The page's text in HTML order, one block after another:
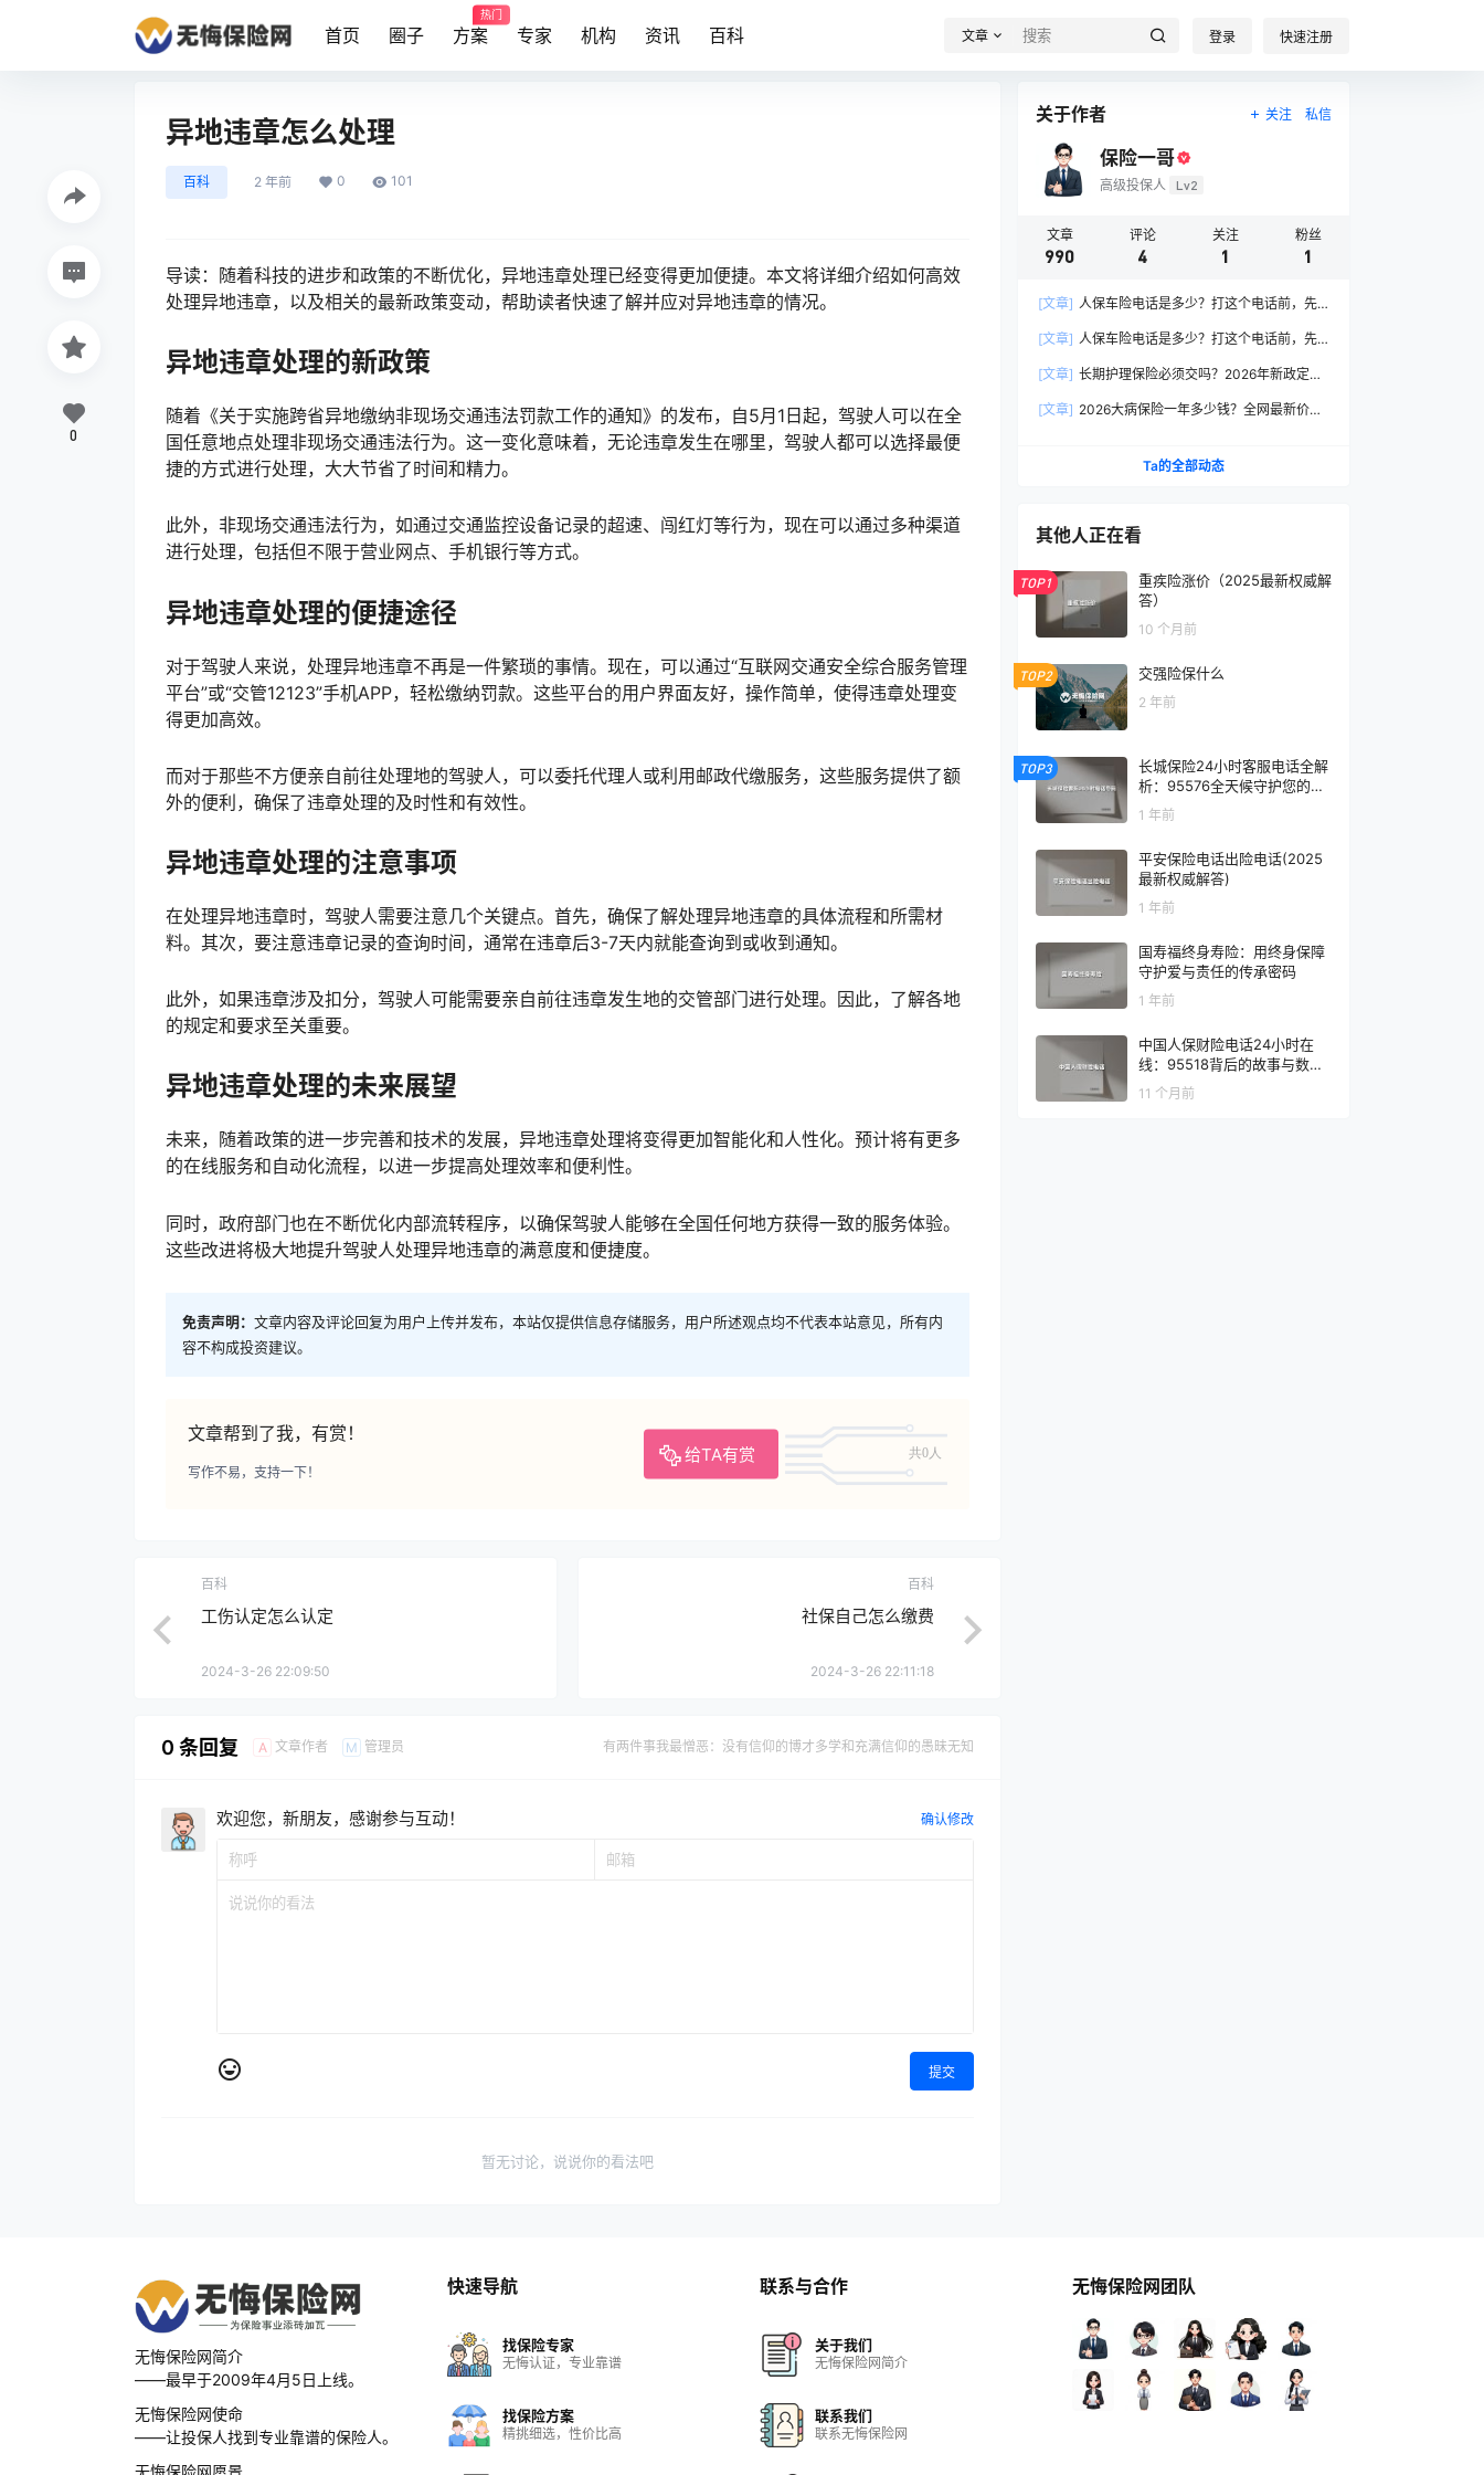
首页 圈子 方案
热门
专家 机构 资讯 百科 文章 登录 快速注册
异地违章怎么处理
百科 2 年前 0 101
导读：随着科技的进步和政策的不断优化，异地违章处理已经变得更加便捷。本文将详细介绍如何高效
处理异地违章，以及相关的最新政策变动，帮助读者快速了解并应对异地违章的情况。
异地违章处理的新政策
随着《关于实施跨省异地缴纳非现场交通违法罚款工作的通知》的发布，自5月1日起，驾驶人可以在全
国任意地点处理非现场交通违法行为。这一变化意味着，无论违章发生在哪里，驾驶人都可以选择最便
捷的方式进行处理，大大节省了时间和精力。
此外，非现场交通违法行为，如通过交通监控设备记录的超速、闯红灯等行为，现在可以通过多种渠道
进行处理，包括但不限于营业网点、手机银行等方式。
异地违章处理的便捷途径
对于驾驶人来说，处理异地违章不再是一件繁琐的事情。现在，可以通过“互联网交通安全综合服务管理
平台”或“交管12123”手机APP，轻松缴纳罚款。这些平台的用户界面友好，操作简单，使得违章处理变
得更加高效。
而对于那些不方便亲自前往处理地的驾驶人，可以委托代理人或利用邮政代缴服务，这些服务提供了额
外的便利，确保了违章处理的及时性和有效性。
异地违章处理的注意事项
在处理异地违章时，驾驶人需要注意几个关键点。首先，确保了解处理异地违章的具体流程和所需材
料。其次，要注意违章记录的查询时间，通常在违章后3-7天内就能查询到或收到通知。
此外，如果违章涉及扣分，驾驶人可能需要亲自前往违章发生地的交管部门进行处理。因此，了解各地
的规定和要求至关重要。
异地违章处理的未来展望
未来，随着政策的进一步完善和技术的发展，异地违章处理将变得更加智能化和人性化。预计将有更多
的在线服务和自动化流程，以进一步提高处理效率和便利性。
同时，政府部门也在不断优化内部流转程序，以确保驾驶人能够在全国任何地方获得一致的服务体验。
这些改进将极大地提升驾驶人处理异地违章的满意度和便捷度。
免责声明： 文章内容及评论回复为用户上传并发布，本站仅提供信息存储服务，用户所述观点均不代表本站意见，所有内
容不构成投资建议。
文章帮到了我，有赏！
给TA有赏 共0人
写作不易，支持一下！
0
百科
工伤认定怎么认定
2024-3-26 22:09:50
百科
社保自己怎么缴费
2024-3-26 22:11:18
0 条回复 A 文章作者 M 管理员 有两件事我最憎恶：没有信仰的博才多学和充满信仰的愚昧无知
欢迎您，新朋友，感谢参与互动！ 确认修改
提交
暂无讨论，说说你的看法吧
关于作者 关注 私信
保险一哥
高级投保人 Lv2
文章
990
评论
4
关注
1
粉丝
1
[文章] 人保车险电话是多少？打这个电话前，先
[文章] 人保车险电话是多少？打这个电话前，先
[文章] 长期护理保险必须交吗？2026年新政定
[文章] 2026大病保险一年多少钱？全网最新价格
Ta的全部动态
其他人正在看
TOP1
重疾险涨价（2025最新权威解
答）
10 个月前
TOP2 交强险保什么
2 年前
TOP3
长城保险24小时客服电话全解
析：95576全天候守护您的每
一份保障
1 年前
平安保险电话出险电话(2025
最新权威解答)
1 年前
国寿福终身寿险：用终身保障
守护爱与责任的传承密码
1 年前
中国人保财险电话24小时在
线：95518背后的故事与数字
化转型
11 个月前
无悔保险网简介
——最早于2009年4月5日上线。
无悔保险网使命
——让投保人找到专业靠谱的保险人。
无悔保险网愿景
快速导航
找保险专家
无悔认证，专业靠谱
找保险方案
精挑细选，性价比高
联系与合作
关于我们
无悔保险网简介
联系我们
联系无悔保险网
无悔保险网团队